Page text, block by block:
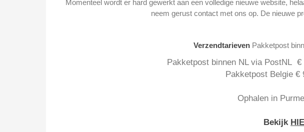
Momenteel wordt er hard gewerkt aan een volledige nieuwe website,
neem gerust contact met ons op. De nieuwe
Verzendtarieven Pakketpost
Pakketpost binnen NL via PostNL
Pakketpost Belgie €
Ophalen in
Bekijk